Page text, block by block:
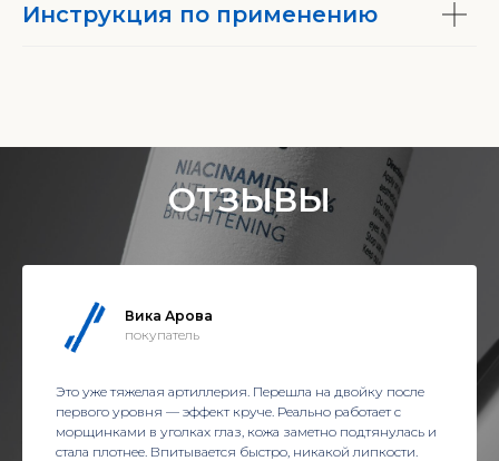
Инструкция по применению
ОТЗЫВЫ
Вика Арова
покупатель
Это уже тяжелая артиллерия. Перешла на двойку после
первого уровня — эффект круче. Реально работает с
морщинками в уголках глаз, кожа заметно подтянулась и
стала плотнее. Впитывается быстро, никакой липкости.